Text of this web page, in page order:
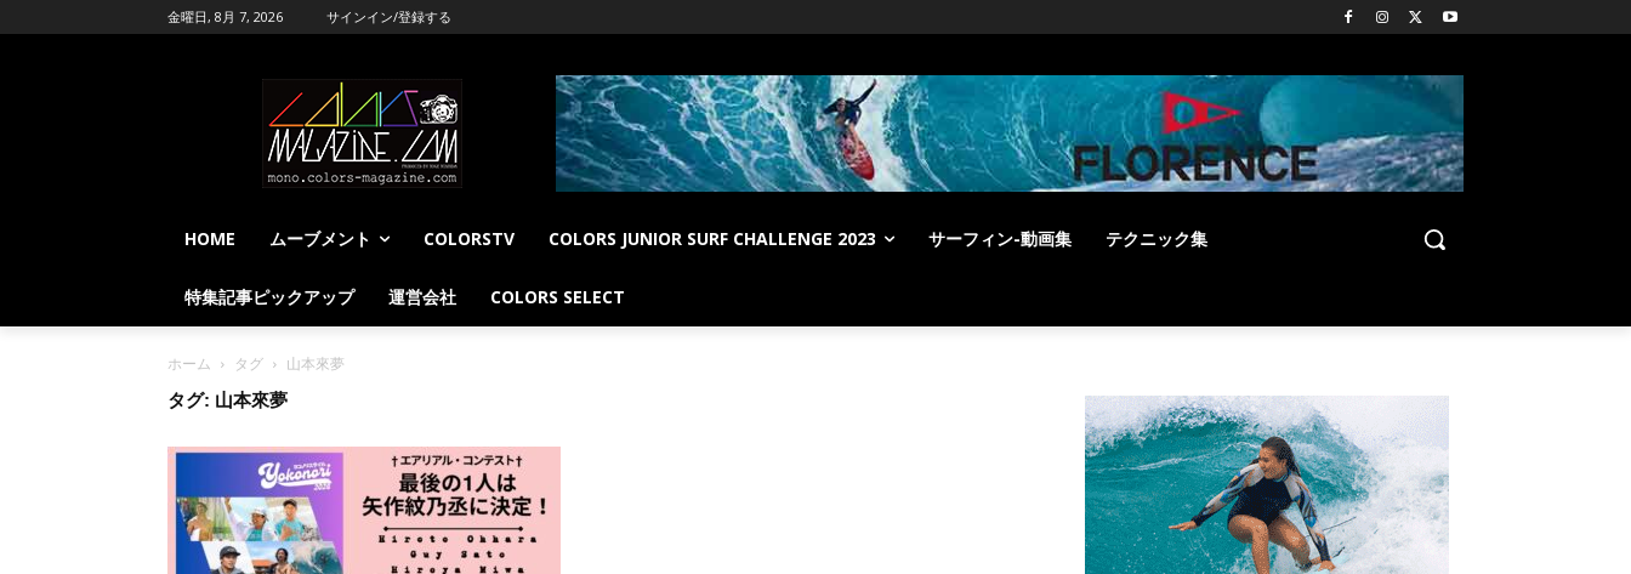
金曜日, 8月 7, 2026 サインイン/登録する
HOME ムーブメント COLORSTV COLORS JUNIOR SURF CHALLENGE 2023 サーフィン-動画集 テクニック集
特集記事ピックアップ 運営会社 COLORS SELECT
ホーム タグ
山本來夢
タグ: 山本來夢